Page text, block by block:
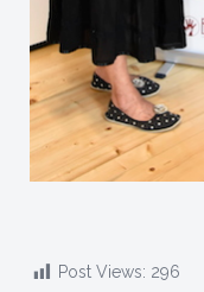
Post Views: 296